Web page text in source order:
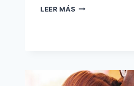
LEER MÁS 12
DE